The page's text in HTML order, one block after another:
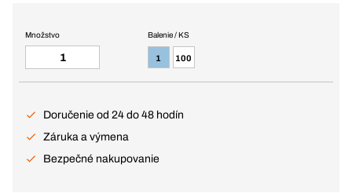
Balenie / KS
1 100
Množstvo
Doručenie od 24 do 48 hodín
Záruka a výmena
Bezpečné nakupovanie